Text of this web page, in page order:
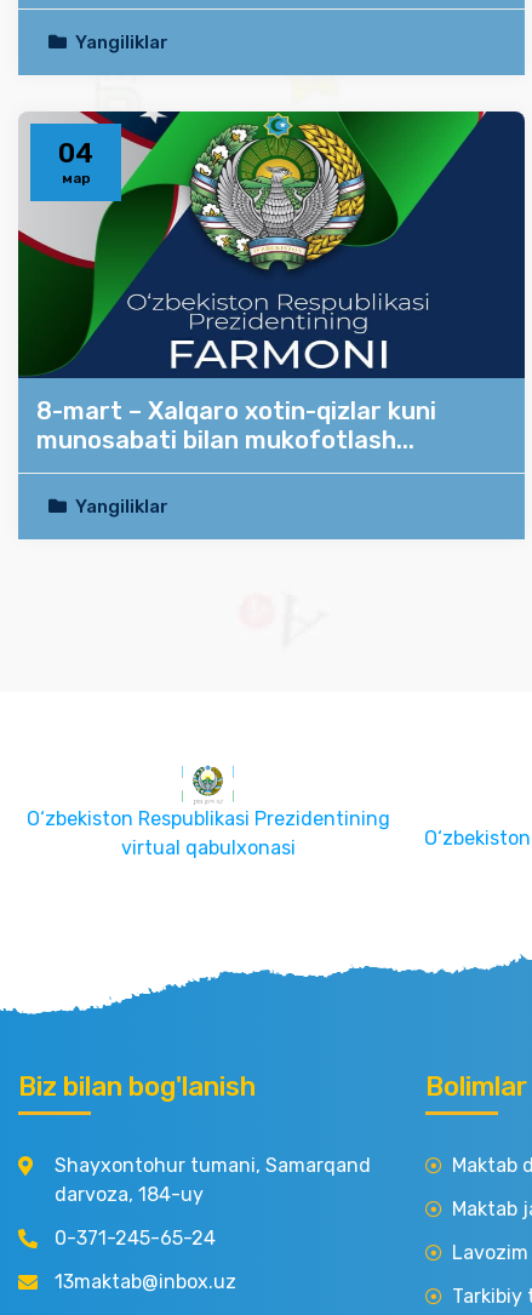
Yangiliklar
04
мар
8-mart – Xalqaro xotin-qizlar kuni
munosabati bilan mukofotlash...
Yangiliklar
O‘zbekiston Respublikasi Prezidentining
virtual qabulxonasi
Biz bilan bog'lanish
Shayxontohur tumani, Samarqand
darvoza, 184-uy
0-371-245-65-24
13maktab@inbox.uz
Bolimlar
Maktab
Maktab
Tarkibiy